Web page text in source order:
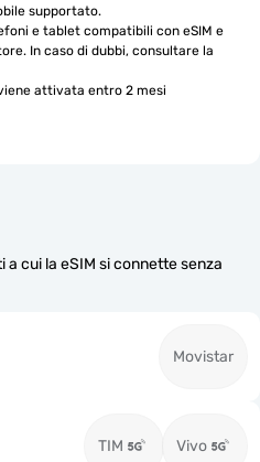
supportato.
e tablet compatibili con eSIM e
In caso di dubbi, consultare la
attivata entro 2 mesi
cui la eSIM si connette senza
Movistar
TIM Vivo